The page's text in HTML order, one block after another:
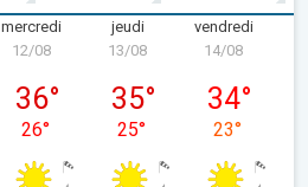
mercredi
mercredi 12/08
12/08
36°
26°
jeudi
13/08
35°
25°
vendredi
14/08
34°
23°